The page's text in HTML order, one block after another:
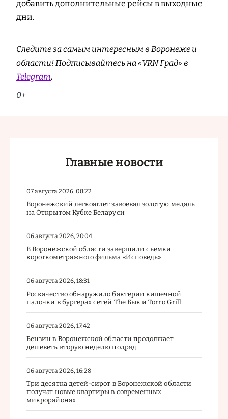
добавить дополнительные рейсы в выходные
дни.
Следите за самым интересным в Воронеже и
области! Подписывайтесь на «VRN Град» в
Telegram.
0+
Главные новости
07 августа 2026, 08:22
Воронежский легкоатлет завоевал золотую медаль
на Открытом Кубке Беларуси
06 августа 2026, 20:04
В Воронежской области завершили съемки
короткометражного фильма «Исповедь»
06 августа 2026, 18:31
Роскачество обнаружило бактерии кишечной
палочки в бургерах сетей The Бык и Torro Grill
06 августа 2026, 17:42
Бензин в Воронежской области продолжает
дешеветь вторую неделю подряд
06 августа 2026, 16:28
Три десятка детей-сирот в Воронежской области
получат новые квартиры в современных
микрорайонах